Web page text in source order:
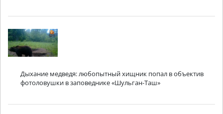
Дыхание медведя: любопытный хищник попал в объектив
фотоловушки в заповеднике «Шульган-Таш»